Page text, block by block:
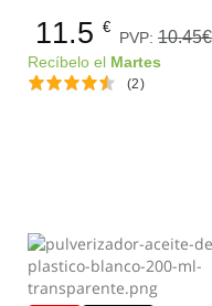
11.5 €
PVP: 10.45€
Recíbelo el Martes
(2)